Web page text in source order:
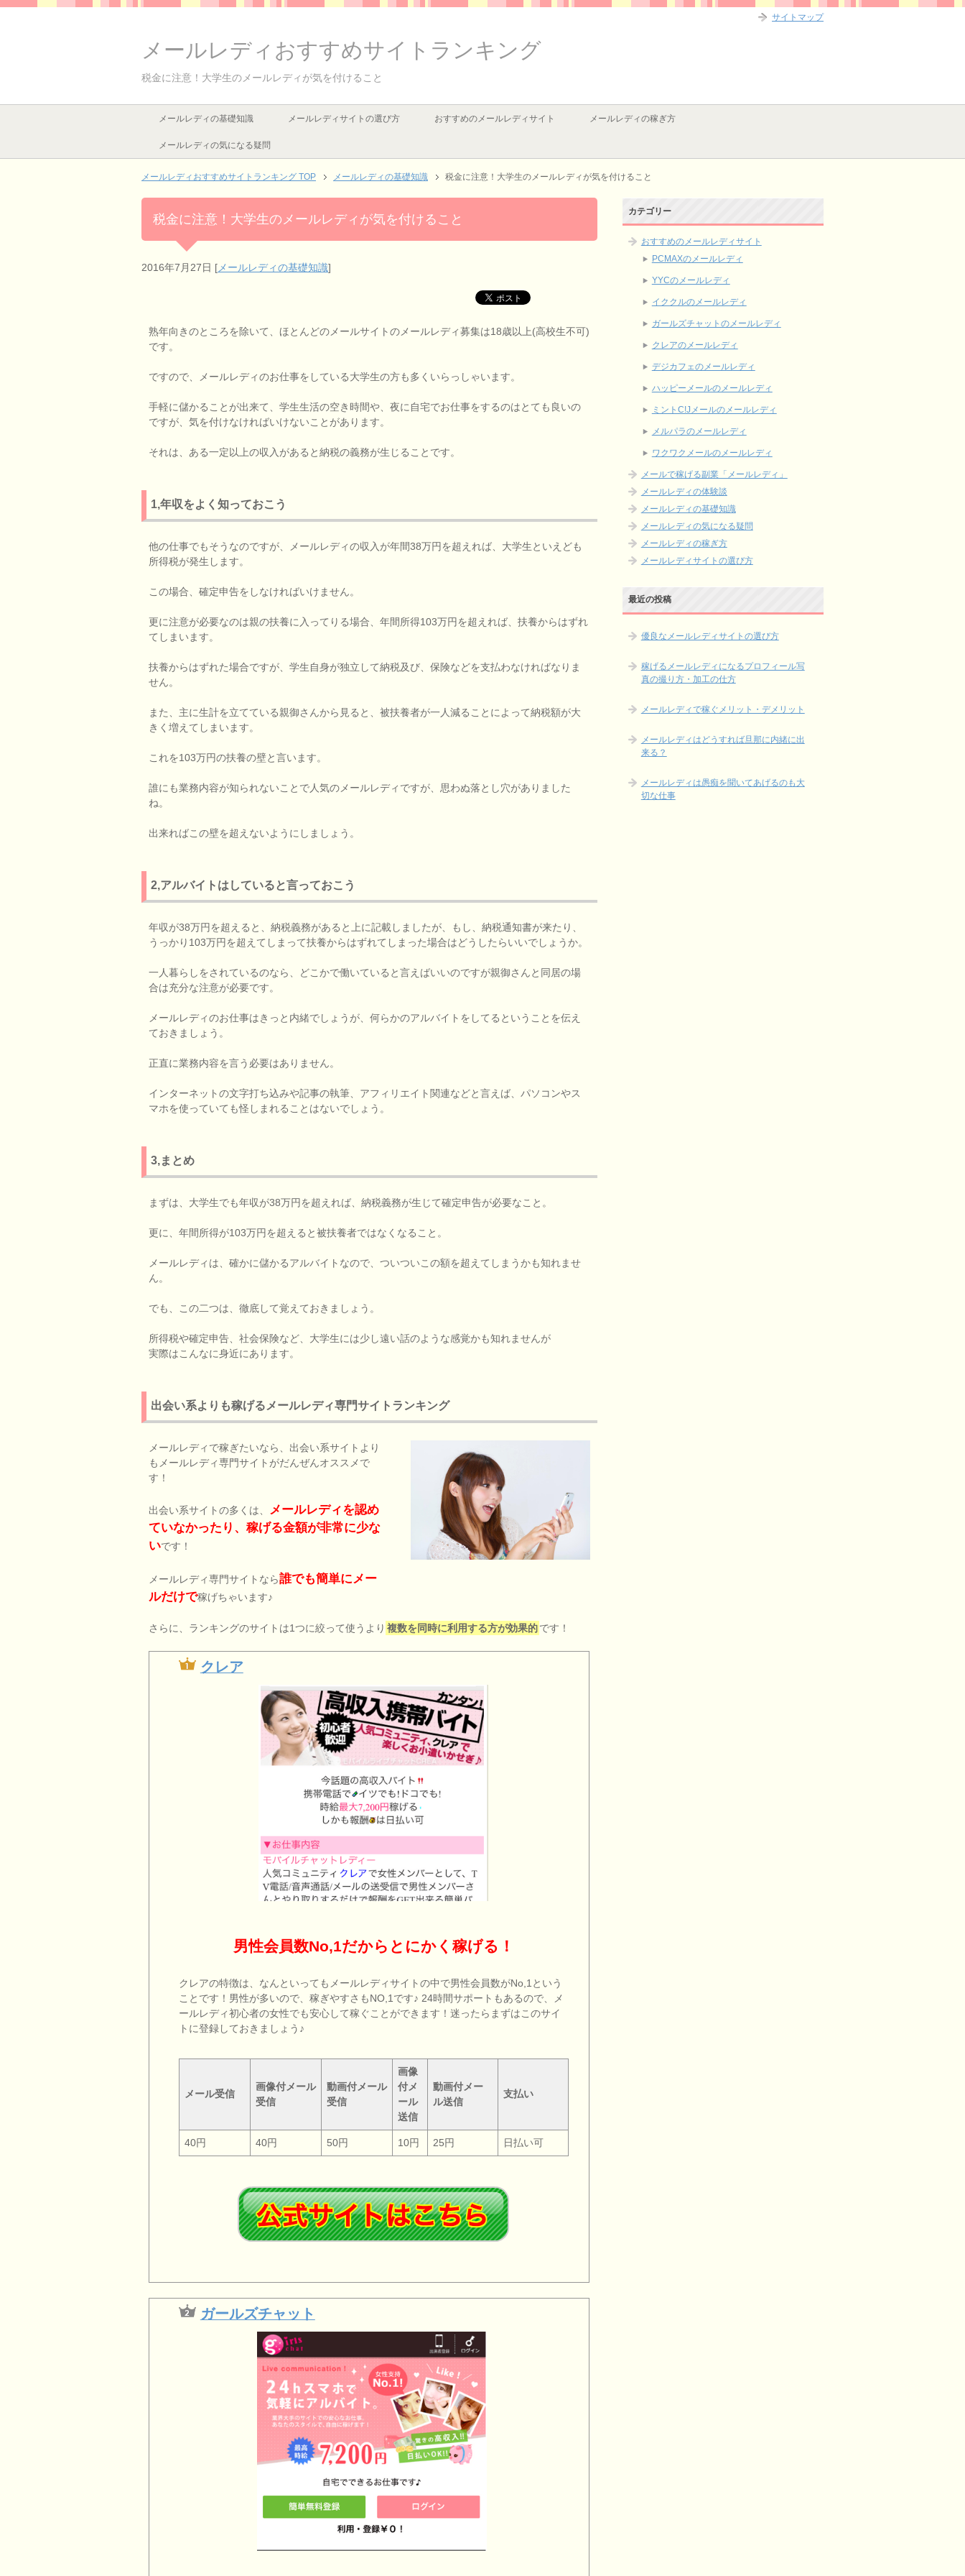
メールレディおすすめサイトランキング
税金に注意！大学生のメールレディが気を付けること
メールレディの基礎知識 メールレディサイトの選び方 おすすめのメールレディサイト メールレディの稼ぎ方
メールレディの気になる疑問
メールレディおすすめサイトランキング TOP メールレディの基礎知識 税金に注意！大学生のメールレディが気を付けること
税金に注意！大学生のメールレディが気を付けること
2016年7月27日 [ メールレディの基礎知識]
熟年向きのところを除いて、ほとんどのメールサイトのメールレディ募集は18歳以上(高校生不可)
です。
ですので、メールレディのお仕事をしている大学生の方も多くいらっしゃいます。
手軽に儲かることが出来て、学生生活の空き時間や、夜に自宅でお仕事をするのはとても良いの
ですが、気を付けなければいけないことがあります。
それは、ある一定以上の収入があると納税の義務が生じることです。
1,年収をよく知っておこう
他の仕事でもそうなのですが、メールレディの収入が年間38万円を超えれば、大学生といえども
所得税が発生します。
この場合、確定申告をしなければいけません。
更に注意が必要なのは親の扶養に入ってりる場合、年間所得103万円を超えれば、扶養からはずれ
てしまいます。
扶養からはずれた場合ですが、学生自身が独立して納税及び、保険などを支払わなければなりま
せん。
また、主に生計を立てている親御さんから見ると、被扶養者が一人減ることによって納税額が大
きく増えてしまいます。
これを103万円の扶養の壁と言います。
誰にも業務内容が知られないことで人気のメールレディですが、思わぬ落とし穴がありました
ね。
出来ればこの壁を超えないようにしましょう。
2,アルバイトはしていると言っておこう
年収が38万円を超えると、納税義務があると上に記載しましたが、もし、納税通知書が来たり、
うっかり103万円を超えてしまって扶養からはずれてしまった場合はどうしたらいいでしょうか。
一人暮らしをされているのなら、どこかで働いていると言えばいいのですが親御さんと同居の場
合は充分な注意が必要です。
メールレディのお仕事はきっと内緒でしょうが、何らかのアルバイトをしてるということを伝え
ておきましょう。
正直に業務内容を言う必要はありません。
インターネットの文字打ち込みや記事の執筆、アフィリエイト関連などと言えば、パソコンやス
マホを使っていても怪しまれることはないでしょう。
3,まとめ
まずは、大学生でも年収が38万円を超えれば、納税義務が生じて確定申告が必要なこと。
更に、年間所得が103万円を超えると被扶養者ではなくなること。
メールレディは、確かに儲かるアルバイトなので、ついついこの額を超えてしまうかも知れませ
ん。
でも、この二つは、徹底して覚えておきましょう。
所得税や確定申告、社会保険など、大学生には少し遠い話のような感覚かも知れませんが
実際はこんなに身近にあります。
出会い系よりも稼げるメールレディ専門サイトランキング
メールレディで稼ぎたいなら、出会い系サイトより
もメールレディ専門サイトがだんぜんオススメで
す！
出会い系サイトの多くは、
メールレディを認め
ていなかったり、稼げる金額が非常に少な
いです！
メールレディ専門サイトなら誰でも簡単にメー
ルだけで稼げちゃいます♪
さらに、ランキングのサイトは1つに絞って使うより 複数を同時に利用する方が効果的です！
クレア
男性会員数No,1だからとにかく稼げる！
クレアの特徴は、なんといってもメールレディサイトの中で男性会員数がNo,1という
ことです！男性が多いので、稼ぎやすさもNO,1です♪ 24時間サポートもあるので、メ
ールレディ初心者の女性でも安心して稼ぐことができます！迷ったらまずはこのサイ
トに登録しておきましょう♪
メール受信
画像付メール
受信
動画付メール
受信
画像
付メ
ール
送信
動画付メー
ル送信
支払い
40円 40円 50円 10円 25円 日払い可
ガールズチャット
カテゴリー
おすすめのメールレディサイト
PCMAXのメールレディ
YYCのメールレディ
イククルのメールレディ
ガールズチャットのメールレディ
クレアのメールレディ
デジカフェのメールレディ
ハッピーメールのメールレディ
ミントC!Jメールのメールレディ
メルパラのメールレディ
ワクワクメールのメールレディ
メールで稼げる副業「メールレディ」
メールレディの体験談
メールレディの基礎知識
メールレディの気になる疑問
メールレディの稼ぎ方
メールレディサイトの選び方
最近の投稿
優良なメールレディサイトの選び方
稼げるメールレディになるプロフィール写
真の撮り方・加工の仕方
メールレディで稼ぐメリット・デメリット
メールレディはどうすれば旦那に内緒に出
来る？
メールレディは愚痴を聞いてあげるのも大
切な仕事
サイトマップ